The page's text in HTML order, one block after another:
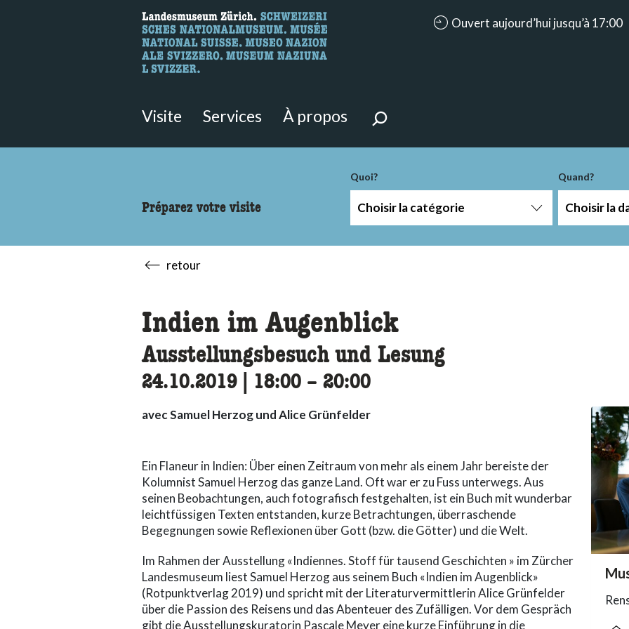
Ici, vous pouvez rechercher le contenu de la page.
accessibility.aria.opening_hours:
Ouvert aujourd’hui jusqu’à 17:00
Visite Services À propos
Préparez votre visite
Quoi?
Choisir la catégorie
Quand?
Choisir la
retour
Indien im Augenblick
Ausstellungsbesuch und Lesung
24.10.2019 18:00 accessibility.time_to
– 20:00
avec Samuel Herzog und Alice Grünfelder
Ein Flaneur in Indien: Über einen Zeitraum von mehr als einem Jahr bereiste der
Kolumnist Samuel Herzog das ganze Land. Oft war er zu Fuss unterwegs. Aus
seinen Beobachtungen, auch fotografisch festgehalten, ist ein Buch mit wunderbar
leichtfüssigen Texten entstanden, kurze Betrachtungen, überraschende
Begegnungen sowie Reflexionen über Gott (bzw. die Götter) und die Welt.
Im Rahmen der Ausstellung «Indiennes. Stoff für tausend Geschichten » im Zürcher
Landesmuseum liest Samuel Herzog aus seinem Buch «Indien im Augenblick»
(Rotpunktverlag 2019) und spricht mit der Literaturvermittlerin Alice Grünfelder
über die Passion des Reisens und das Abenteuer des Zufälligen. Vor dem Gespräch
gibt die Ausstellungskuratorin Pascale Meyer eine kurze Einführung in die